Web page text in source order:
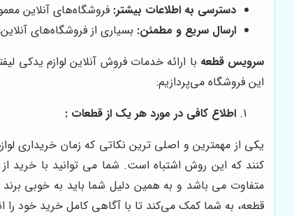
دسترسی به اطلاعات بیشتر: فروشگاه‌های آنلاین
ارسال سریع و مطمئن: بسیاری از فروشگاه‌های
سرویس قطعه با ارائه خدمات فروش آنلاین لوازم یدکی
این فروشگاه می‌پردازیم:
اطلاع کافی در مورد هر یک از قطعات :
یکی از مهمترین و اصلی ترین نکاتی که زمان خریداری
کنند که این روش اشتباه است. شما می توانید با خرید
متفاوت می باشد و به همین دلیل شما باید به خوبی
قطعه، به شما کمک می‌کند تا با آگاهی کامل خرید خود